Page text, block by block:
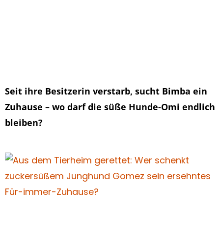
Seit ihre Besitzerin verstarb, sucht Bimba ein
Zuhause – wo darf die süße Hunde-Omi endlich
bleiben?